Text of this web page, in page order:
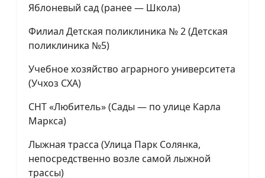
Яблоневый сад (ранее — Школа)
Филиал Детская поликлиника № 2 (Детская
поликлиника №5)
Учебное хозяйство аграрного университета
(Учхоз СХА)
СНТ «Любитель» (Сады — по улице Карла
Маркса)
Лыжная трасса (Улица Парк Солянка,
непосредственно возле самой лыжной
трассы)